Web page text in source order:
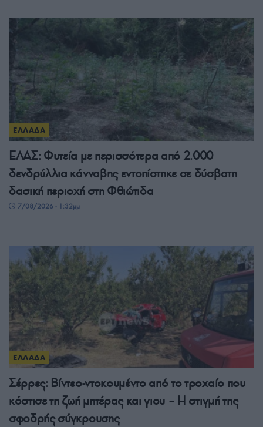
ΕΛΛΑΔΑ
ΕΛΑΣ: Φυτεία με περισσότερα από 2.000
δενδρύλλια κάνναβης εντοπίστηκε σε δύσβατη
δασική περιοχή στη Φθιώτιδα
7/08/2026 - 1:32μμ
ΕΛΛΑΔΑ
Σέρρες: Βίντεο-ντοκουμέντο από το τροχαίο που
κόστισε τη ζωή μητέρας και γιου – Η στιγμή της
σφοδρής σύγκρουσης